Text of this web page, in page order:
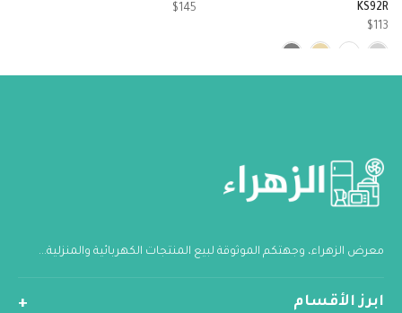
KS92R
$113
$145
معرض الزهراء، وجهتكم الموثوقة لبيع المنتجات الكهربائية والمنزلية...
ابرز الأقسام